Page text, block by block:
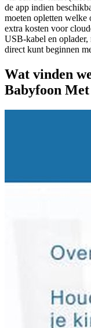
de app indien
moeten opletten welke
extra kosten voor
USB‑kabel en
direct kunt beginnen
Wat vinden
Babyfoon